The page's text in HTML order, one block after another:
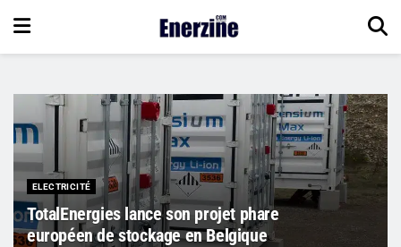
ELECTRICITÉ
TotalEnergies lance son projet phare
européen de stockage en Belgique